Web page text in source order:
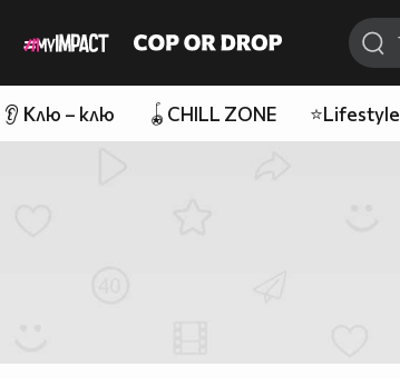
👂 Клю – клю 🪀CHILL ZONE ⭐Lifestyle